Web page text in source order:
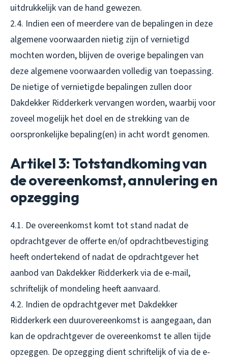
uitdrukkelijk van de hand gewezen.
2.4. Indien een of meerdere van de bepalingen in deze
algemene voorwaarden nietig zijn of vernietigd
mochten worden, blijven de overige bepalingen van
deze algemene voorwaarden volledig van toepassing.
De nietige of vernietigde bepalingen zullen door
Dakdekker Ridderkerk vervangen worden, waarbij voor
zoveel mogelijk het doel en de strekking van de
oorspronkelijke bepaling(en) in acht wordt genomen.
Artikel 3: Totstandkoming van
de overeenkomst, annulering en
opzegging
4.1. De overeenkomst komt tot stand nadat de
opdrachtgever de offerte en/of opdrachtbevestiging
heeft ondertekend of nadat de opdrachtgever het
aanbod van Dakdekker Ridderkerk via de e-mail,
schriftelijk of mondeling heeft aanvaard.
4.2. Indien de opdrachtgever met Dakdekker
Ridderkerk een duurovereenkomst is aangegaan, dan
kan de opdrachtgever de overeenkomst te allen tijde
opzeggen. De opzegging dient schriftelijk of via de e-